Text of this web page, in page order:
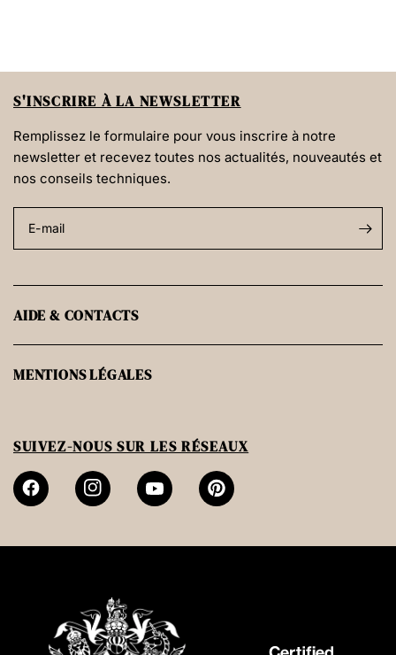
S'INSCRIRE À LA NEWSLETTER
Remplissez le formulaire pour vous inscrire à notre
newsletter et recevez toutes nos actualités, nouveautés et
nos conseils techniques.
E-mail
AIDE & CONTACTS
MENTIONS LÉGALES
SUIVEZ-NOUS SUR LES RÉSEAUX